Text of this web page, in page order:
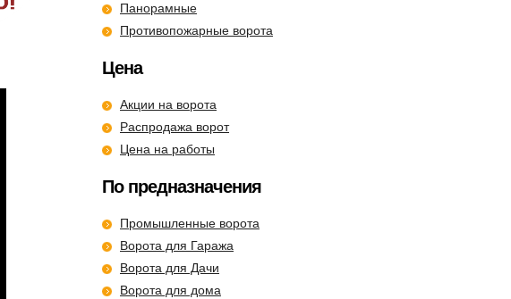
Панорамные
Противопожарные ворота
Цена
Акции на ворота
Распродажа ворот
Цена на работы
По предназначения
Промышленные ворота
Ворота для Гаража
Ворота для Дачи
Ворота для дома